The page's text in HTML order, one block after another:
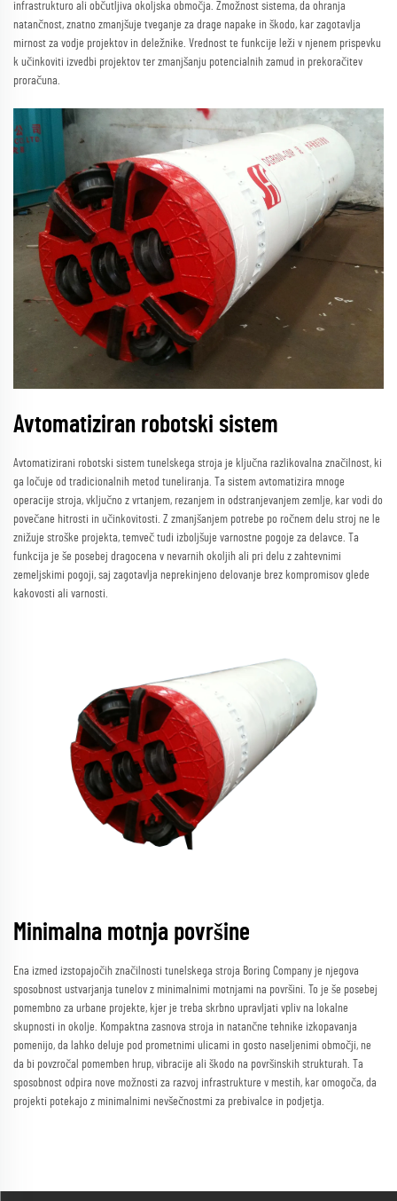
infrastrukturo ali občutljiva okoljska območja. Zmožnost sistema, da ohranja
natančnost, znatno zmanjšuje tveganje za drage napake in škodo, kar zagotavlja
mirnost za vodje projektov in deležnike. Vrednost te funkcije leži v njenem prispevku
k učinkoviti izvedbi projektov ter zmanjšanju potencialnih zamud in prekoračitev
proračuna.
Avtomatiziran robotski sistem
Avtomatizirani robotski sistem tunelskega stroja je ključna razlikovalna značilnost, ki
ga ločuje od tradicionalnih metod tuneliranja. Ta sistem avtomatizira mnoge
operacije stroja, vključno z vrtanjem, rezanjem in odstranjevanjem zemlje, kar vodi do
povečane hitrosti in učinkovitosti. Z zmanjšanjem potrebe po ročnem delu stroj ne le
znižuje stroške projekta, temveč tudi izboljšuje varnostne pogoje za delavce. Ta
funkcija je še posebej dragocena v nevarnih okoljih ali pri delu z zahtevnimi
zemeljskimi pogoji, saj zagotavlja neprekinjeno delovanje brez kompromisov glede
kakovosti ali varnosti.
Minimalna motnja površine
Ena izmed izstopajočih značilnosti tunelskega stroja Boring Company je njegova
sposobnost ustvarjanja tunelov z minimalnimi motnjami na površini. To je še posebej
pomembno za urbane projekte, kjer je treba skrbno upravljati vpliv na lokalne
skupnosti in okolje. Kompaktna zasnova stroja in natančne tehnike izkopavanja
pomenijo, da lahko deluje pod prometnimi ulicami in gosto naseljenimi območji, ne
da bi povzročal pomemben hrup, vibracije ali škodo na površinskih strukturah. Ta
sposobnost odpira nove možnosti za razvoj infrastrukture v mestih, kar omogoča, da
projekti potekajo z minimalnimi nevšečnostmi za prebivalce in podjetja.